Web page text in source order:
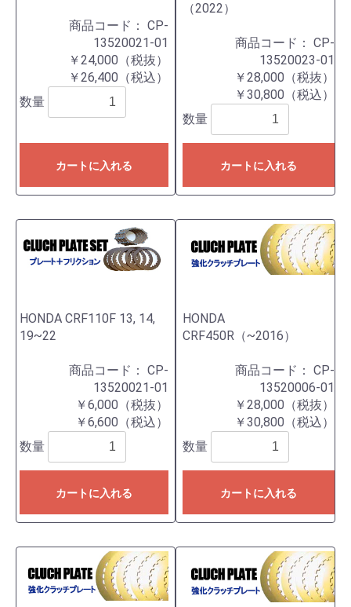
商品コード： CP-
13520021-01
￥24,000（税抜）
￥26,400（税込）
数量
カートに入れる
（2022）
商品コード： CP-
13520023-01
￥28,000（税抜）
￥30,800（税込）
数量
カートに入れる
HONDA CRF110F 13, 14,
19~22
商品コード： CP-
13520021-01
￥6,000（税抜）
￥6,600（税込）
数量
カートに入れる
HONDA
CRF450R（~2016）
商品コード： CP-
13520006-01
￥28,000（税抜）
￥30,800（税込）
数量
カートに入れる